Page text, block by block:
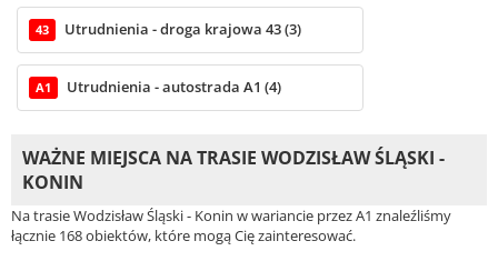
43 Utrudnienia - droga krajowa 43 (3)
A1 Utrudnienia - autostrada A1 (4)
WAŻNE MIEJSCA NA TRASIE WODZISŁAW ŚLĄSKI -
KONIN
Na trasie Wodzisław Śląski - Konin w wariancie przez A1 znaleźliśmy
łącznie 168 obiektów, które mogą Cię zainteresować.